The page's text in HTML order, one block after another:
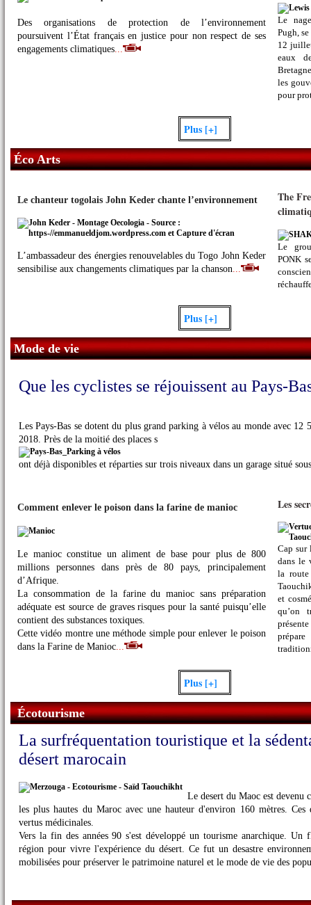
Le
Pugh,
12
eaux
les
pour
Des organisations de protection de l’environnement
poursuivent l’État français en justice pour non respect de ses
engagements climatiques...
Plus [+]
Éco Arts
Le chanteur togolais John Keder chante l’environnement
L’ambassadeur des énergies renouvelables du Togo John Keder
sensibilise aux changements climatiques par la chanson...
The
Le
PONK
Plus [+]
Mode de vie
Que les cyclistes se réjouissent au Pays-
Les Pays-Bas se dotent du plus grand parking à vélos au monde avec 12
2018. Près de la moitié des places s
ont déjà disponibles et réparties sur trois niveaux dans un garage situé
Comment enlever le poison dans la farine de manioc
Le manioc constitue un aliment de base pour plus de 800
millions personnes dans près de 80 pays, principalement
d’Afrique.
La consommation de la farine du manioc sans préparation
adéquate est source de graves risques pour la santé puisqu’elle
contient des substances toxiques.
Cette vidéo montre une méthode simple pour enlever le poison
dans la Farine de Manioc...
Les
Cap sur
dans le
la route
et
qu’on
Plus [+]
Écotourisme
La surfréquentation touristique et la
désert marocain
Le desert du Maoc est devenu
les plus hautes du Maroc avec une hauteur d'environ 160 mètres. Ces
vertus médicinales.
Vers la fin des années 90 s'est développé un tourisme anarchique. Un
région pour vivre l'expérience du désert. Ce fut un desastre
mobilisées pour préserver le patrimoine naturel et le mode de vie des